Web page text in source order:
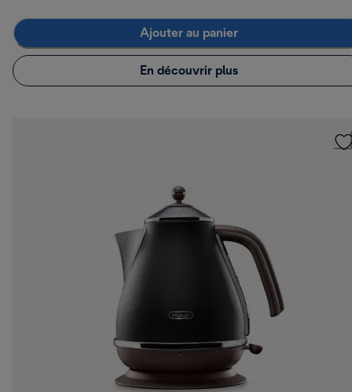
Ajouter au panier
En découvrir plus